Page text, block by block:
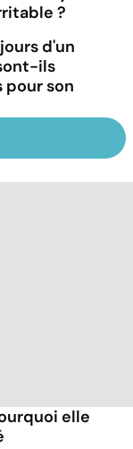
?
d'un
ils
son
elle